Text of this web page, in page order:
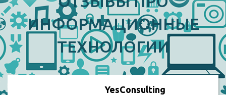
ИНФОРМАЦИОННЫЕ
ТЕХНОЛОГИИ
YesConsulting